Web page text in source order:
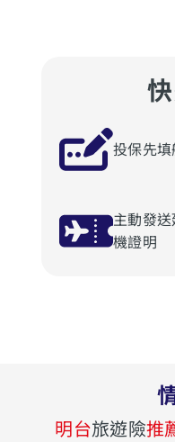
投保先
主動發
機證明
明台旅遊險推